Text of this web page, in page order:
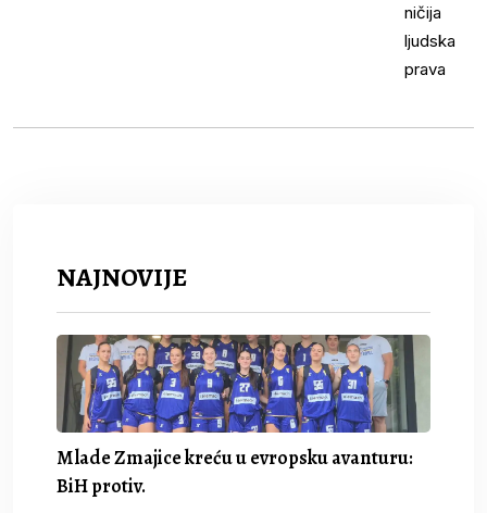
NAJNOVIJE
Mlade Zmajice kreću u evropsku avanturu:
BiH protiv.